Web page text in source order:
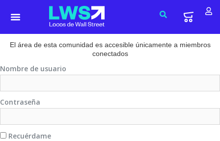
El área de esta comunidad es accesible únicamente a miembros
conectados
Nombre de usuario
Contraseña
Recuérdame